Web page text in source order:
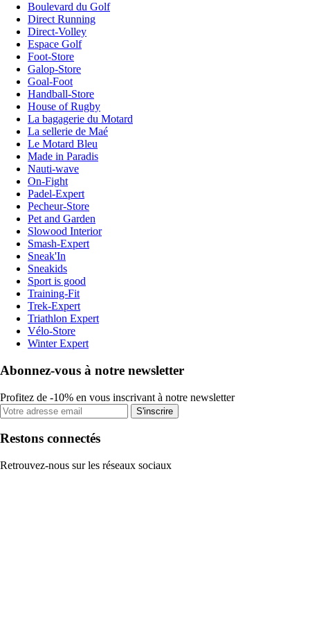
Boulevard du Golf
Direct Running
Direct-Volley
Espace Golf
Foot-Store
Galop-Store
Goal-Foot
Handball-Store
House of Rugby
La bagagerie du Motard
La sellerie de Maé
Le Motard Bleu
Made in Paradis
Nauti-wave
On-Fight
Padel-Expert
Pecheur-Store
Pet and Garden
Slowood Interior
Smash-Expert
Sneak'In
Sneakids
Sport is good
Training-Fit
Trek-Expert
Triathlon Expert
Vélo-Store
Winter Expert
Abonnez-vous à notre newsletter
Profitez de -10% en vous inscrivant à notre newsletter
S'inscrire
Restons connectés
Retrouvez-nous sur les réseaux sociaux